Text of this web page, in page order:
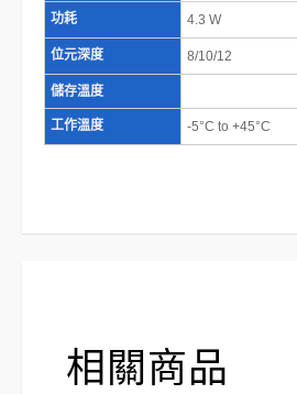
功耗 4.3 W
位元深度 8/10/12
儲存溫度
工作溫度 -5°C to +45°C
相關商品